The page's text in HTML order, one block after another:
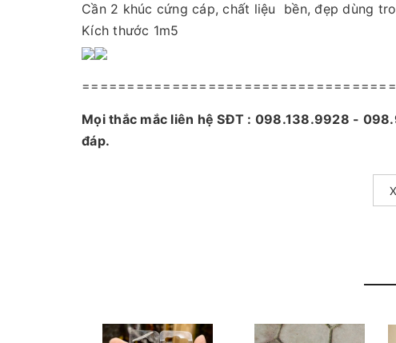
Cần 2 khúc cứng cáp, chất liệu bền, đẹp dùng
Kích thước 1m5
Mọi thắc mắc liên hệ SĐT : 098.138.9928 -
đáp.
Đồ câu chính hãng, đúng thông tin mô tả và sản
quý khách hàng và sẽ chịu trách nhiệm hoàn
Facebook:Nguyễn An hoặcCường KL Đồ câu